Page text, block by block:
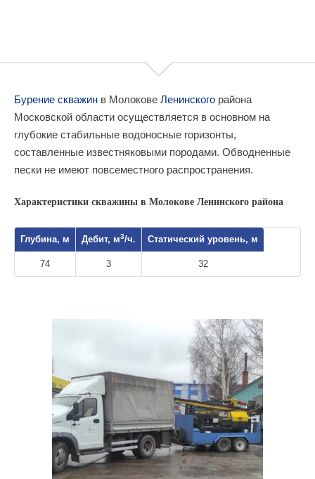
Бурение скважин в Молокове Ленинского района
Московской области осуществляется в основном на
глубокие стабильные водоносные горизонты,
составленные известняковыми породами. Обводненные
пески не имеют повсеместного распространения.
Характеристики скважины в Молокове Ленинского района
Глубина, м Дебит, м3/ч. Статический уровень, м
74 3 32